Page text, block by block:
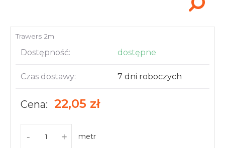
Trawers 2m
Dostępność: dostępne
Czas dostawy: 7 dni roboczych
Cena: 22,05 zł
- + metr